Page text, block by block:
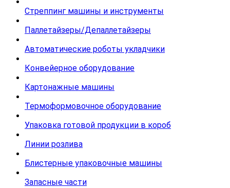
Стреппинг машины и инструменты
Паллетайзеры/Депаллетайзеры
Автоматические роботы укладчики
Конвейерное оборудование
Картонажные машины
Термоформовочное оборудование
Упаковка готовой продукции в короб
Линии розлива
Блистерные упаковочные машины
Запасные части